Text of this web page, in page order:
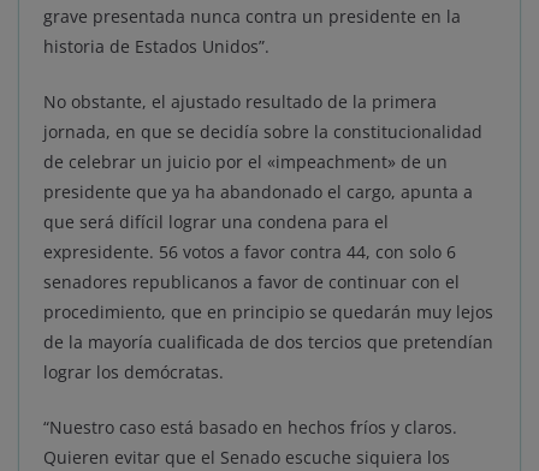
grave presentada nunca contra un presidente en la
historia de Estados Unidos”.
No obstante, el ajustado resultado de la primera
jornada, en que se decidía sobre la constitucionalidad
de celebrar un juicio por el «impeachment» de un
presidente que ya ha abandonado el cargo, apunta a
que será difícil lograr una condena para el
expresidente. 56 votos a favor contra 44, con solo 6
senadores republicanos a favor de continuar con el
procedimiento, que en principio se quedarán muy lejos
de la mayoría cualificada de dos tercios que pretendían
lograr los demócratas.
“Nuestro caso está basado en hechos fríos y claros.
Quieren evitar que el Senado escuche siquiera los